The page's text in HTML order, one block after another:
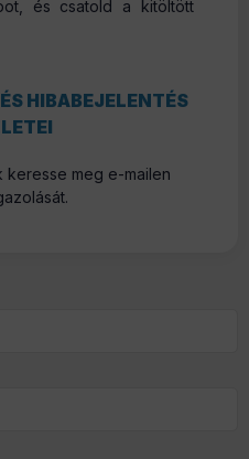
és csatold a kitöltött
HIBABEJELENTÉS
keresse meg e-mailen